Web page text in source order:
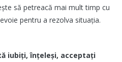
să petreacă mai mult timp cu
pentru a rezolva situația.
iubiți, înțeleși, acceptați